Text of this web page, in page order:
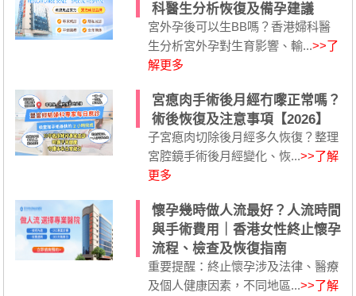
科醫生分析恢復及備孕建議
宮外孕後可以生BB嗎？香港婦科醫
生分析宮外孕對生育影響、輸...>>了
解更多
宮瘜肉手術後月經冇嚟正常嗎？
術後恢復及注意事項【2026】
子宮瘜肉切除後月經多久恢復？整理
宮腔鏡手術後月經變化、恢...>>了解
更多
懷孕幾時做人流最好？人流時間
與手術費用｜香港女性終止懷孕
流程、檢查及恢復指南
重要提醒：終止懷孕涉及法律、醫療
及個人健康因素，不同地區...>>了解